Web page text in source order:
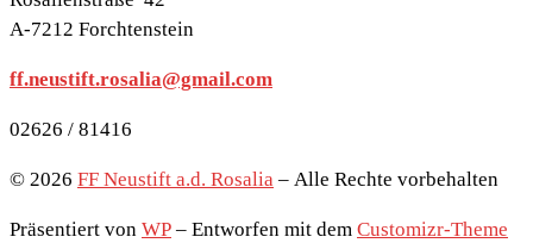
A-7212 Forchtenstein
ff.neustift.rosalia@gmail.com
02626 / 81416
© 2026 FF Neustift a.d. Rosalia – Alle Rechte vorbehalten
Präsentiert von WP – Entworfen mit dem Customizr-Theme